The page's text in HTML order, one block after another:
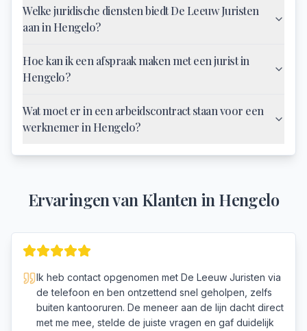
Welke juridische diensten biedt De Leeuw Juristen
aan in Hengelo?
Hoe kan ik een afspraak maken met een jurist in
Hengelo?
Wat moet er in een arbeidscontract staan voor een
werknemer in Hengelo?
Ervaringen van Klanten in Hengelo
Ik heb contact opgenomen met De Leeuw Juristen via
de telefoon en ben ontzettend snel geholpen, zelfs
buiten kantooruren. De meneer aan de lijn dacht direct
met me mee, stelde de juiste vragen en gaf duidelijk